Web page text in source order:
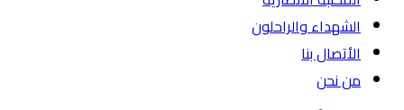
الشهداء والراحلون
الأتصال بنا
من نحن